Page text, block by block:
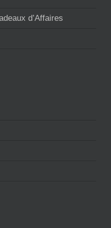
d’Affaires